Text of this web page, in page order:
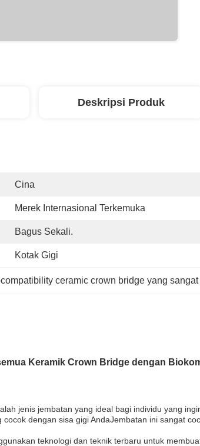
Deskripsi Produk
Cina
Merek Internasional Terkemuka
Bagus Sekali.
Kotak Gigi
ceramic crown bridge yang
Keramik Crown Bridge dengan
jenis jembatan yang ideal bagi individu yang
dengan sisa gigi AndaJembatan ini sangat
teknologi dan teknik terbaru untuk